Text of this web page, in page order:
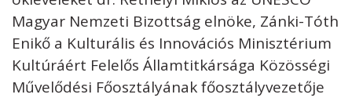
Magyar Nemzeti Bizottság elnöke, Zánki-Tóth
Enikő a Kulturális és Innovációs Minisztérium
Kultúráért Felelős Államtitkársága Közösségi
Művelődési Főosztályának főosztályvezetője